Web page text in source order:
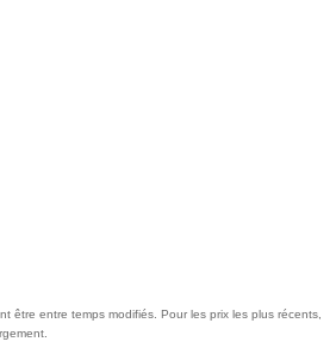
être entre temps modifiés. Pour les prix les plus récents,